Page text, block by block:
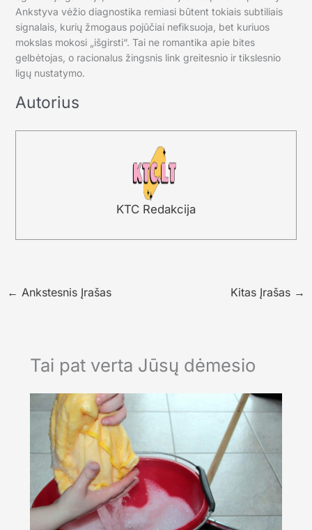
Ankstyva vėžio diagnostika remiasi būtent tokiais subtiliais
signalais, kurių žmogaus pojūčiai nefiksuoja, bet kuriuos
mokslas mokosi „išgirsti“. Tai ne romantika apie bites
gelbėtojas, o racionalus žingsnis link greitesnio ir tikslesnio
ligų nustatymo.
Autorius
KTC Redakcija
← Ankstesnis Įrašas Kitas Įrašas →
Tai pat verta Jūsų dėmesio